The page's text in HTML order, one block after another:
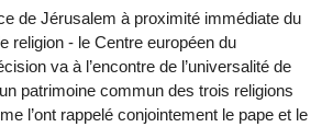
de Jérusalem à proximité immédiate du
religion - le Centre européen du
va à l’encontre de l’universalité de
patrimoine commun des trois religions
l’ont rappelé conjointement le pape et le